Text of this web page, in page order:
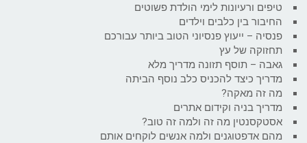
טיפים ורעיונות לימי הולדת פשוטים
החיבור בין כלבים וילדים
פנסיה – ייעוץ פנסיוני הטוב ביותר עבורכם
תחזוקה של עץ
גאבה – תוסף תזונה מדריך מלא
מדריך כיצד להכניס כלב נוסף הביתה
מה זה מאקה?
מדריך בניה וקידום אתרים
אסטקסנטין מה זה ולמה זה טוב?
מהם אדפטוגנים ולמה אנשים לוקחים אותם